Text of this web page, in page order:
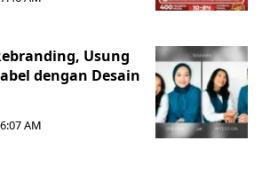
Usung
dengan Desain
AM